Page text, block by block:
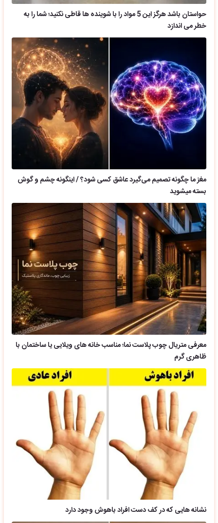
حواستان باشد هرگز این 5 مواد را با شوینده ها قاطی نکنید؛ شما را به
خطر می اندازد
مغز ما چگونه تصمیم می‌گیرد عاشق کسی شود؟ / اینگونه چشم و گوش
بسته میشوید
معرفی متریال چوب پلاست نما؛ مناسب خانه های ویلایی یا ساختمان با
ظاهری گرم
نشانه هایی که در کف دست افراد باهوش وجود دارد